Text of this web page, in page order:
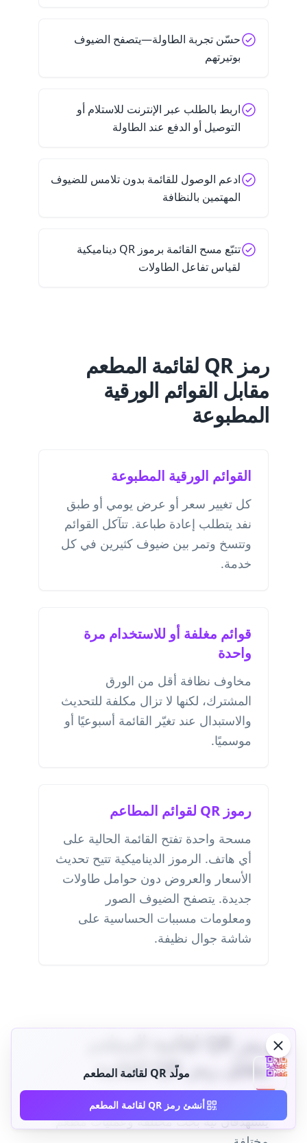
حسّن تجربة الطاولة—يتصفح الضيوف
بوتيرتهم
اربط بالطلب عبر الإنترنت للاستلام أو
التوصيل أو الدفع عند الطاولة
ادعم الوصول للقائمة بدون تلامس للضيوف
المهتمين بالنظافة
تتبّع مسح القائمة برموز QR ديناميكية
لقياس تفاعل الطاولات
رمز QR لقائمة المطعم
مقابل القوائم الورقية
المطبوعة
القوائم الورقية المطبوعة
كل تغيير سعر أو عرض يومي أو طبق
نفد يتطلب إعادة طباعة. تتآكل القوائم
وتتسخ وتمر بين ضيوف كثيرين في كل
خدمة.
قوائم مغلفة أو للاستخدام مرة
واحدة
مخاوف نظافة أقل من الورق
المشترك، لكنها لا تزال مكلفة للتحديث
والاستبدال عند تغيّر القائمة أسبوعيًا أو
موسميًا.
رموز QR لقوائم المطاعم
مسحة واحدة تفتح القائمة الحالية على
أي هاتف. الرموز الديناميكية تتيح تحديث
الأسعار والعروض دون حوامل طاولات
جديدة. يتصفح الضيوف الصور
ومعلومات مسببات الحساسية على
شاشة جوال نظيفة.
مقابل رمز QR للقائمة
كلاهما يفتح قائمة رقمية على الهاتف، لكنهما
يستهدفان نية بحث مختلفة وعمليات مطعم
مولّد QR لقائمة المطعم
أنشئ رمز QR لقائمة المطعم